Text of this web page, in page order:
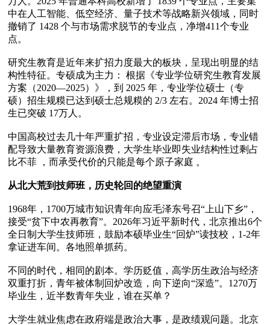
中在人工智能、低空经济、量子技术等战略新兴领域，同时
撤销了 1428 个与市场需求脱节的专业点，净增411个专业
点。
研究生教育是近年来扩招力度最大的板块，呈现出明显的结
构性特征。专硕成为主力： 根据《专业学位研究生教育发展
方案（2020—2025）》，到 2025 年，专业学位硕士（专
硕）招生规糢已达到硕士总规糢的 2/3 左右。2024 年博士招
生已突破 17万人。
中国高校过去几十年严重扩招，专业设定滞后市场，专业错
配导致大量教育资源浪费，大学生毕业即失业结构性过剩占
比不菲 ，而承受代价的只能是每个原子家庭 。
从北大荒到技师班，历史轮回的绝望重演
1968年，1700万城市知识青年向应毛泽东号召“上山下乡”，
接受“贫下中农再教育”。2026年习近平新时代，北京推出6个
全日制大学生技师班，鼓励本硕毕业生“回炉”读技校，1-2年
拿证进车间。各地照单抓药。
不同的时代，相同的剧本。学历贬值，高学历生政治与经济
双重打折，青年被体制回炉改造，向下逆向“深造”。1270万
毕业生，近半数青年失业，谁在买单？
大学生就业焦虑在政府端是政治大事，是政绩观问题。北京